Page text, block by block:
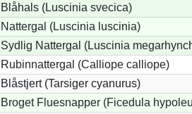
Blåhals (Luscinia svecica)
Nattergal (Luscinia luscinia)
Sydlig Nattergal (Luscinia
Rubinnattergal (Calliope calliope)
Blåstjert (Tarsiger cyanurus)
Broget Fluesnapper (Ficedula